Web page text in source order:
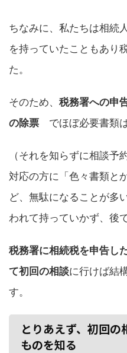
ちなみに、私たちは相続
を持っていたこともあり
た。
そのため、 税務署への申
の除票 でほぼ必要書類
（それを知らずに相談予
対応の方に「色々書類と
ど、無駄になることが多
われて持っていかず、後
税務署に相続税を申告し
て初回の相談に行けば結
す。
とりあえず、初回
ものを知る